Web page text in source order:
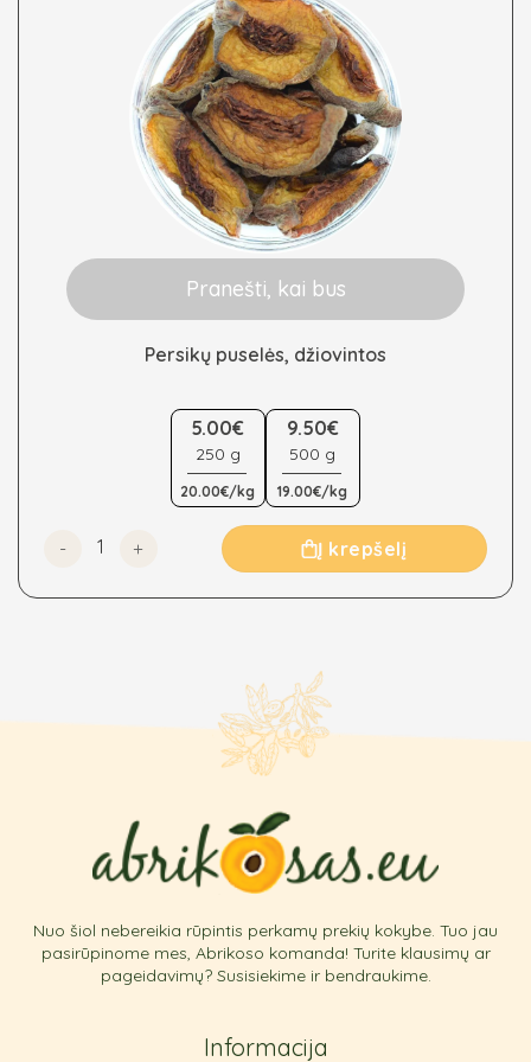
the
product
page
Pranešti, kai bus
Persikų puselės, džiovintos
This
product
has
multiple
variants.
The
options
be
product
page
5.00€
250 g
20.00€/kg
9.50€
500 g
19.00€/kg
produkto kiekis: Persikų puselės, džiovintos
Į krepšelį
Nuo šiol nebereikia rūpintis perkamų prekių kokybe. Tuo jau
pasirūpinome mes, Abrikoso komanda! Turite klausimų ar
pageidavimų? Susisiekime ir bendraukime.
Informacija